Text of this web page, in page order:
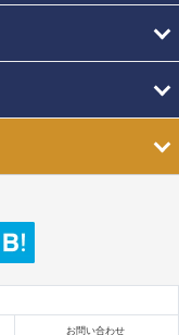
お問い合わせ